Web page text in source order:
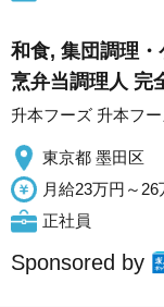
和食, 集団調理
烹弁当調理人 完
升本フーズ 升本フ
東京都 墨田区
月給23万円～26
正社員
Sponsored by